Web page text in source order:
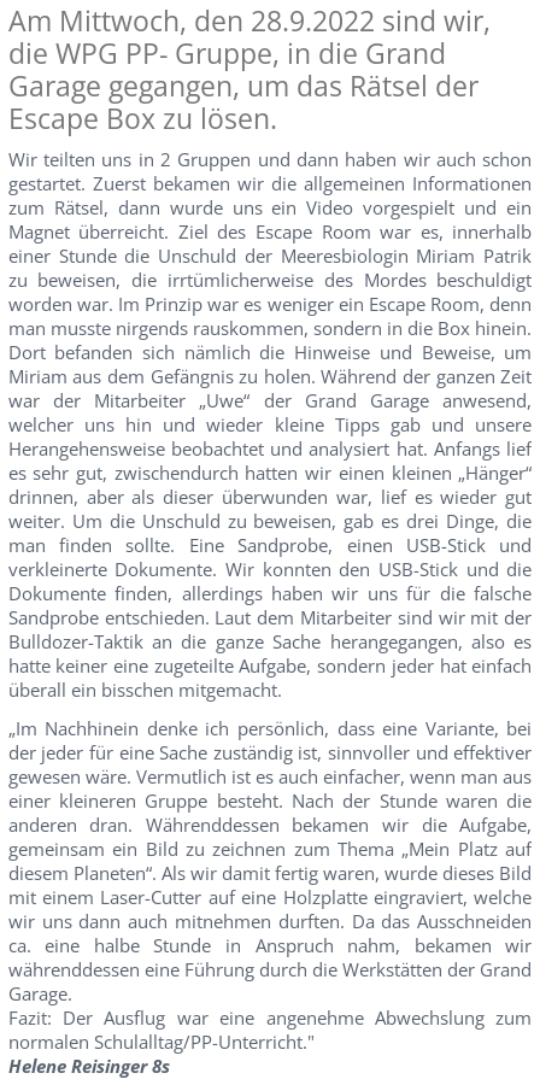
Am Mittwoch, den 28.9.2022 sind wir,
die WPG PP- Gruppe, in die Grand
Garage gegangen, um das Rätsel der
Escape Box zu lösen.
Wir teilten uns in 2 Gruppen und dann haben wir auch schon
gestartet. Zuerst bekamen wir die allgemeinen Informationen
zum Rätsel, dann wurde uns ein Video vorgespielt und ein
Magnet überreicht. Ziel des Escape Room war es, innerhalb
einer Stunde die Unschuld der Meeresbiologin Miriam Patrik
zu beweisen, die irrtümlicherweise des Mordes beschuldigt
worden war. Im Prinzip war es weniger ein Escape Room, denn
man musste nirgends rauskommen, sondern in die Box hinein.
Dort befanden sich nämlich die Hinweise und Beweise, um
Miriam aus dem Gefängnis zu holen. Während der ganzen Zeit
war der Mitarbeiter „Uwe“ der Grand Garage anwesend,
welcher uns hin und wieder kleine Tipps gab und unsere
Herangehensweise beobachtet und analysiert hat. Anfangs lief
es sehr gut, zwischendurch hatten wir einen kleinen „Hänger“
drinnen, aber als dieser überwunden war, lief es wieder gut
weiter. Um die Unschuld zu beweisen, gab es drei Dinge, die
man finden sollte. Eine Sandprobe, einen USB-Stick und
verkleinerte Dokumente. Wir konnten den USB-Stick und die
Dokumente finden, allerdings haben wir uns für die falsche
Sandprobe entschieden. Laut dem Mitarbeiter sind wir mit der
Bulldozer-Taktik an die ganze Sache herangegangen, also es
hatte keiner eine zugeteilte Aufgabe, sondern jeder hat einfach
überall ein bisschen mitgemacht.
„Im Nachhinein denke ich persönlich, dass eine Variante, bei
der jeder für eine Sache zuständig ist, sinnvoller und effektiver
gewesen wäre. Vermutlich ist es auch einfacher, wenn man aus
einer kleineren Gruppe besteht. Nach der Stunde waren die
anderen dran. Währenddessen bekamen wir die Aufgabe,
gemeinsam ein Bild zu zeichnen zum Thema „Mein Platz auf
diesem Planeten“. Als wir damit fertig waren, wurde dieses Bild
mit einem Laser-Cutter auf eine Holzplatte eingraviert, welche
wir uns dann auch mitnehmen durften. Da das Ausschneiden
ca. eine halbe Stunde in Anspruch nahm, bekamen wir
währenddessen eine Führung durch die Werkstätten der Grand
Garage.
Fazit: Der Ausflug war eine angenehme Abwechslung zum
normalen Schulalltag/PP-Unterricht."
Helene Reisinger 8s